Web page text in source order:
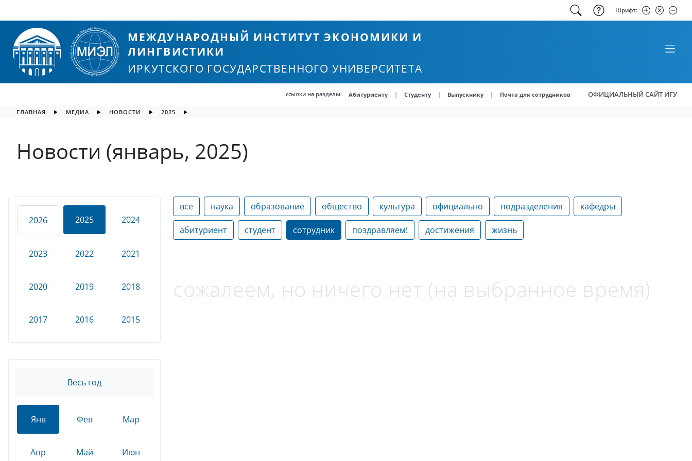
Шрифт:
МЕЖДУНАРОДНЫЙ ИНСТИТУТ ЭКОНОМИКИ И
ЛИНГВИСТИКИ
ИРКУТСКОГО ГОСУДАРСТВЕННОГО УНИВЕРСИТЕТА
ссылки на разделы: Абитуриенту | Студенту | Выпускнику | Почта для сотрудников ОФИЦИАЛЬНЫЙ САЙТ ИГУ
ГЛАВНАЯ МЕДИА НОВОСТИ 2025
Новости (январь, 2025)
2026 2025 2024
2023 2022 2021
2020 2019 2018
2017 2016 2015
Весь год
Янв Фев Мар
Апр Май Июн
все наука образование общество культура официально подразделения кафедры
абитуриент студент сотрудник поздравляем! достижения жизнь
сожалеем, но ничего нет (на выбранное время)